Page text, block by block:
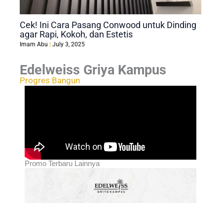
Cek! Ini Cara Pasang Conwood untuk Dinding
agar Rapi, Kokoh, dan Estetis
Imam Abu July 3, 2025
Edelweiss Griya Kampus
Progres Bangun
Promo Terbaru Lainnya